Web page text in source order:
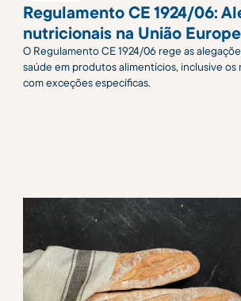
Regulamento CE 1924/06:
nutricionais na União
O Regulamento CE 1924/06 rege as
saúde em produtos alimentícios, inclusive os
com exceções específicas.